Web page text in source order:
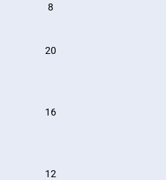
8
20
16
12